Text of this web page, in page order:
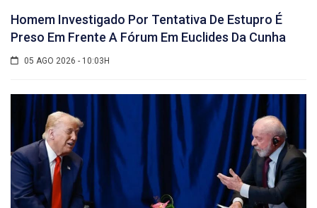
Homem Investigado Por Tentativa De Estupro É
Preso Em Frente A Fórum Em Euclides Da Cunha
05 AGO 2026 - 10:03H